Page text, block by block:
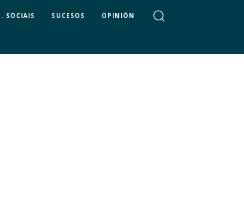
SOCIAIS SUCESOS OPINIÓN